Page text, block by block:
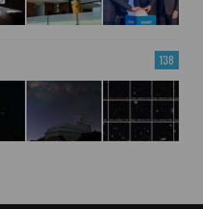
138